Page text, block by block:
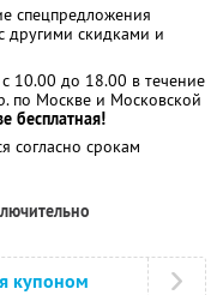
спецпредложения
другими скидками и
10.00 до 18.00 в течение
по Москве и Московской
бесплатная!
согласно срокам
купоном